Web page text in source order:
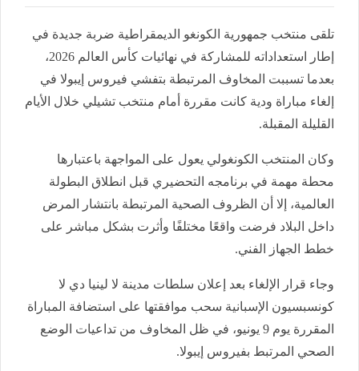
تلقى منتخب جمهورية الكونغو الديمقراطية ضربة جديدة في
إطار استعداداته للمشاركة في نهائيات كأس العالم 2026،
بعدما تسببت المخاوف المرتبطة بتفشي فيروس إيبولا في
إلغاء مباراة ودية كانت مقررة أمام منتخب تشيلي خلال الأيام
القليلة المقبلة.
وكان المنتخب الكونغولي يعول على المواجهة باعتبارها
محطة مهمة في برنامجه التحضيري قبل انطلاق البطولة
العالمية، إلا أن الظروف الصحية المرتبطة بانتشار المرض
داخل البلاد فرضت واقعًا مختلفًا وأثرت بشكل مباشر على
خطط الجهاز الفني.
وجاء قرار الإلغاء بعد إعلان سلطات مدينة لا لينيا دي لا
كونسبسيون الإسبانية سحب موافقتها على استضافة المباراة
المقررة يوم 9 يونيو، في ظل المخاوف من تداعيات الوضع
الصحي المرتبط بفيروس إيبولا.